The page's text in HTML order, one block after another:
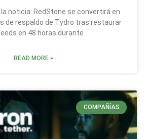
noticia: RedStone se convertirá en
de respaldo de Tydro tras restaurar
en 48 horas durante
READ MORE »
COMPAÑÍAS